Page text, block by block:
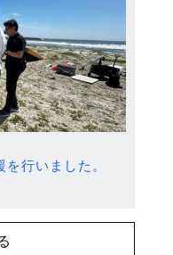
行いました。